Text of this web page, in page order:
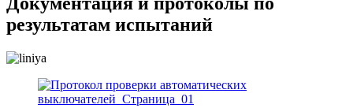
результатам испытаний